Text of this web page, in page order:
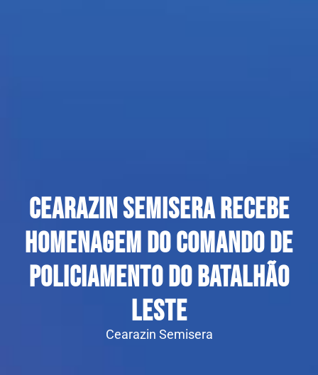
Cearazin Semisera recebe
homenagem do Comando de
Policiamento do Batalhão
Leste
Cearazin Semisera